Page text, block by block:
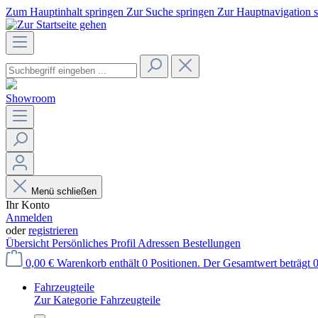
Zum Hauptinhalt springen Zur Suche springen Zur Hauptnavigation
Showroom
Menü schließen
Ihr Konto
Anmelden
oderregistrieren
Übersicht Persönliches Profil Adressen Bestellungen
0,00 € Warenkorb enthält 0 Positionen. Der Gesamtwert beträgt
Fahrzeugteile
Zur Kategorie Fahrzeugteile